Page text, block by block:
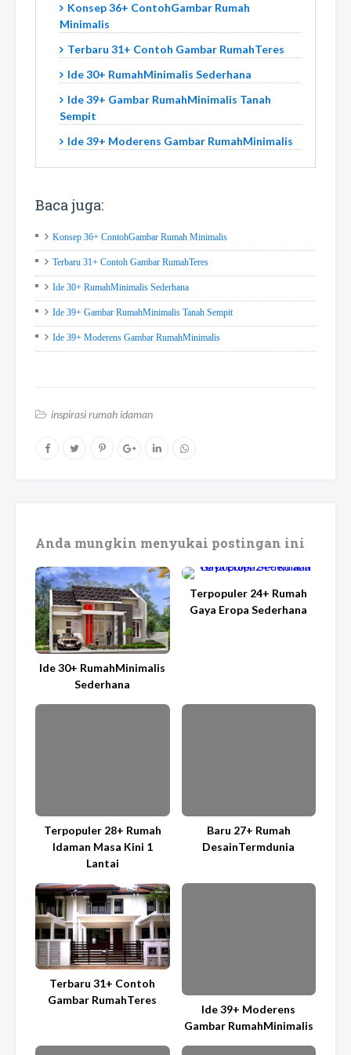
Konsep 36+ ContohGambar Rumah
Minimalis
Terbaru 31+ Contoh Gambar RumahTeres
Ide 30+ RumahMinimalis Sederhana
Ide 39+ Gambar RumahMinimalis Tanah
Sempit
Ide 39+ Moderens Gambar RumahMinimalis
Baca juga:
Konsep 36+ ContohGambar Rumah Minimalis
Terbaru 31+ Contoh Gambar RumahTeres
Ide 30+ RumahMinimalis Sederhana
Ide 39+ Gambar RumahMinimalis Tanah Sempit
Ide 39+ Moderens Gambar RumahMinimalis
inspirasi rumah idaman
Anda mungkin menyukai postingan ini
Ide 30+ RumahMinimalis
Sederhana
Terpopuler 24+ Rumah
Gaya Eropa Sederhana
Terpopuler 28+ Rumah
Idaman Masa Kini 1
Lantai
Baru 27+ Rumah
DesainTermdunia
Terbaru 31+ Contoh
Gambar RumahTeres
Ide 39+ Moderens
Gambar RumahMinimalis